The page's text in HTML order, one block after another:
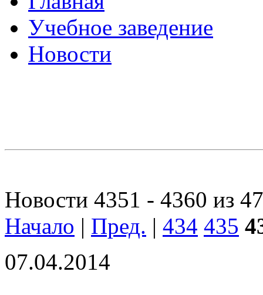
Учебное заведение
Новости
Новости 4351 - 4360 из
Начало | Пред. | 434 435
07.04.2014